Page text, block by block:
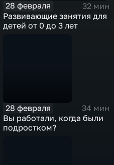
28 февраля
32 мин
Развивающие занятия для
детей от 0 до 3 лет
28 февраля
34 мин
Вы работали, когда были
подростком?